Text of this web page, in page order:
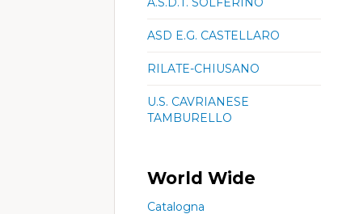
ASD E.G. CASTELLARO
RILATE-CHIUSANO
U.S. CAVRIANESE
TAMBURELLO
World Wide
Catalogna